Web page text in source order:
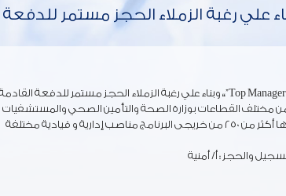
زميلة و زميل على مدار 5 سنوات من مختلف القطاعات بوزارة الصحة والتأمين الصحي
و قيادية مختلفة
والحجز : أ/ أمنية